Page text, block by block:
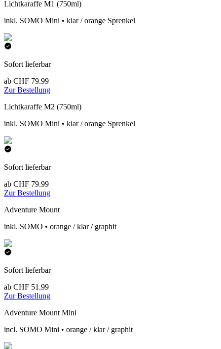
Lichtkaraffe M1 (750ml)
inkl. SOMO Mini • klar / orange Sprenkel
Sofort lieferbar
ab CHF 79.99
Zur Bestellung
Lichtkaraffe M2 (750ml)
inkl. SOMO Mini • klar / orange Sprenkel
Sofort lieferbar
ab CHF 79.99
Zur Bestellung
Adventure Mount
inkl. SOMO • orange / klar / graphit
Sofort lieferbar
ab CHF 51.99
Zur Bestellung
Adventure Mount Mini
incl. SOMO Mini • orange / klar / graphit